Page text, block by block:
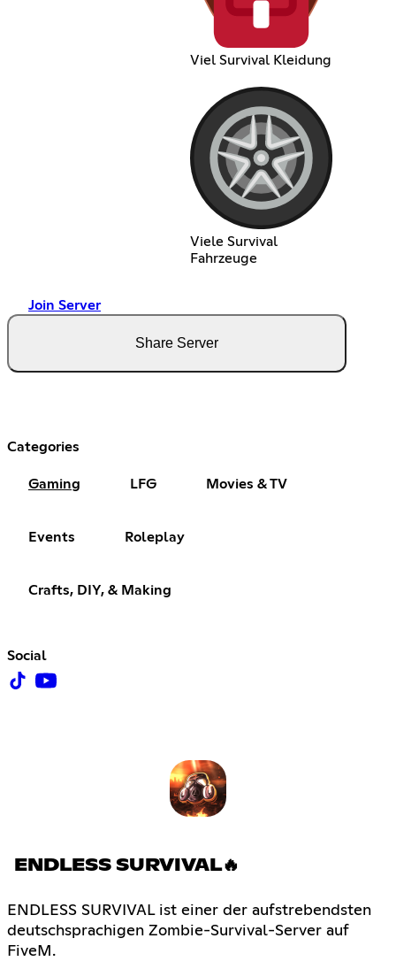
Viel Survival Kleidung
Viele Survival
Fahrzeuge
Join Server
Share Server
Categories
Gaming LFG Movies & TV
Events Roleplay
Crafts, DIY, & Making
Social
ENDLESS SURVIVAL🔥
ENDLESS SURVIVAL ist einer der aufstrebendsten
deutschsprachigen Zombie-Survival-Server auf
FiveM.